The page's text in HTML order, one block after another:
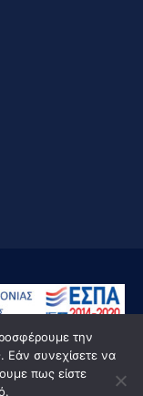
την
Εάν συνεχίσετε να
πως είστε